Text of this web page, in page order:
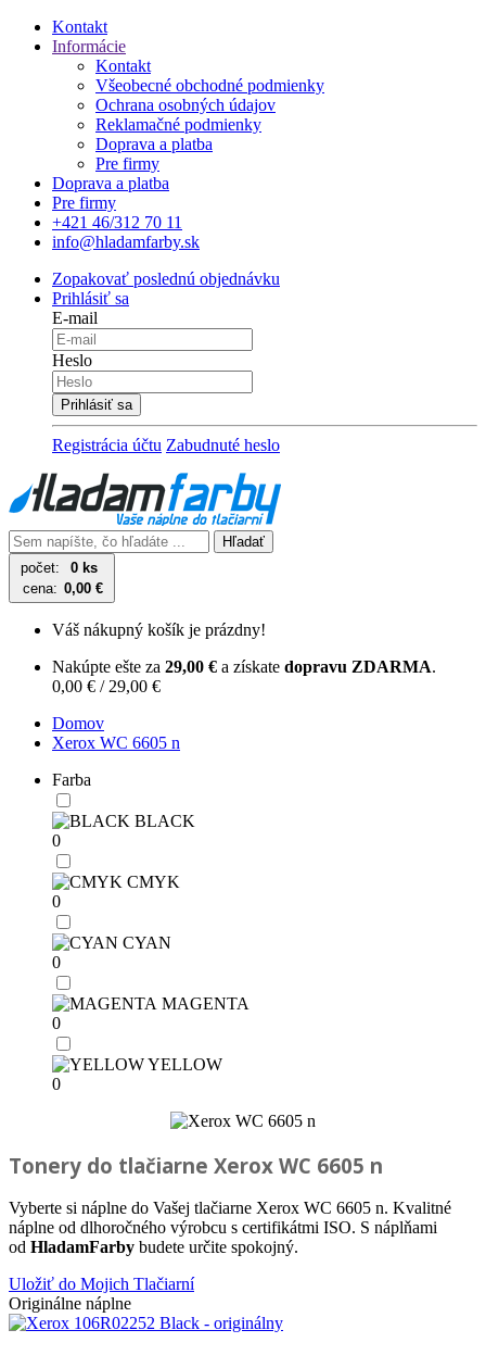
Kontakt
Informácie
Kontakt
Všeobecné obchodné podmienky
Ochrana osobných údajov
Reklamačné podmienky
Doprava a platba
Pre firmy
Doprava a platba
Pre firmy
+421 46/312 70 11
info@hladamfarby.sk
Zopakovať poslednú objednávku
Prihlásiť sa
E-mail
Heslo
Registrácia účtu Zabudnuté heslo
Hľadať
počet:
0 ks
cena: 0,00 €
Váš nákupný košík je prázdny!
Nakúpte ešte za 29,00 € a získate dopravu ZDARMA.
0,00 € / 29,00 €
Domov
Xerox WC 6605 n
Farba
BLACK
0
CMYK
0
CYAN
0
MAGENTA
0
YELLOW
0
Tonery do tlačiarne Xerox WC 6605 n
Vyberte si náplne do Vašej tlačiarne Xerox WC 6605 n. Kvalitné
náplne od dlhoročného výrobcu s certifikátmi ISO. S náplňami
od HladamFarby budete určite spokojný.
Uložiť do Mojich Tlačiarní
Originálne náplne